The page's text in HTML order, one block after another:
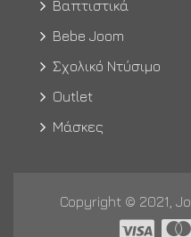
Βαπτιστικά
Bebe Joom
Σχολικό Ντύσιμο
Outlet
Μάσκες
Copyright © 2021,